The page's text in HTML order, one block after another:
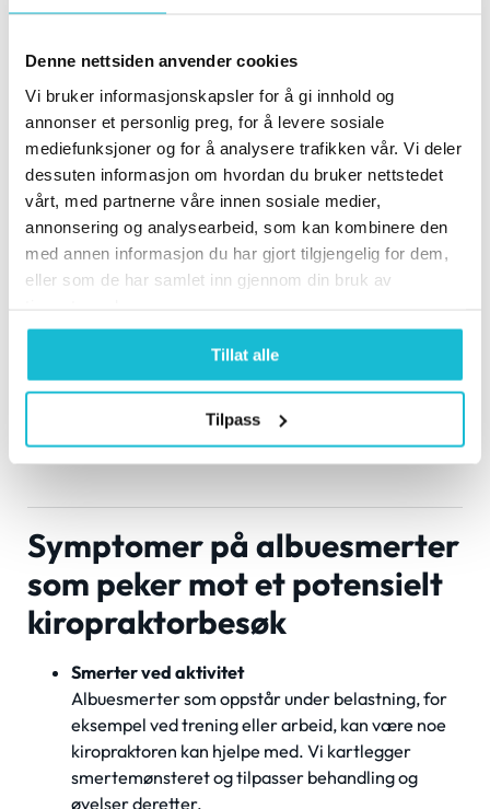
Denne nettsiden anvender cookies
Vi bruker informasjonskapsler for å gi innhold og
annonser et personlig preg, for å levere sosiale
mediefunksjoner og for å analysere trafikken vår. Vi deler
dessuten informasjon om hvordan du bruker nettstedet
vårt, med partnerne våre innen sosiale medier,
annonsering og analysearbeid, som kan kombinere den
med annen informasjon du har gjort tilgjengelig for dem,
eller som de har samlet inn gjennom din bruk av
Tillat alle
Tilpass
med teknikker som massasje, nålebehandling
Låsninger i leddene rundt albuen
Begrenset bevegelse i albueleddet eller
tilstøtende ledd som skulder eller håndledd kan
bidra til smerter i albuen. En kiropraktor kan
hjelpe med å gjenopprette normal bevegelighet
og redusere belastningen på albuen.
Nerveirritasjon (inkludert ulnar nerve
entrapment)
Smerter som stråler fra albuen ned mot hånd eller
nervene i området. Kiropraktoren kan undersøke
og avdekke slike årsaker, samt tilpasse behandling
for å lindre irritasjonen.
Symptomer på albuesmerter
som peker mot et potensielt
kiropraktorbesøk
Smerter ved aktivitet
Albuesmerter som oppstår under belastning, for
eksempel ved trening eller arbeid, kan være noe
kiropraktoren kan hjelpe med. Vi kartlegger
smertemønsteret og tilpasser behandling og
øvelser deretter.